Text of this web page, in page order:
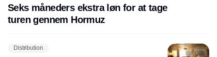
Seks måneders ekstra løn for at tage
turen gennem Hormuz
Distribution